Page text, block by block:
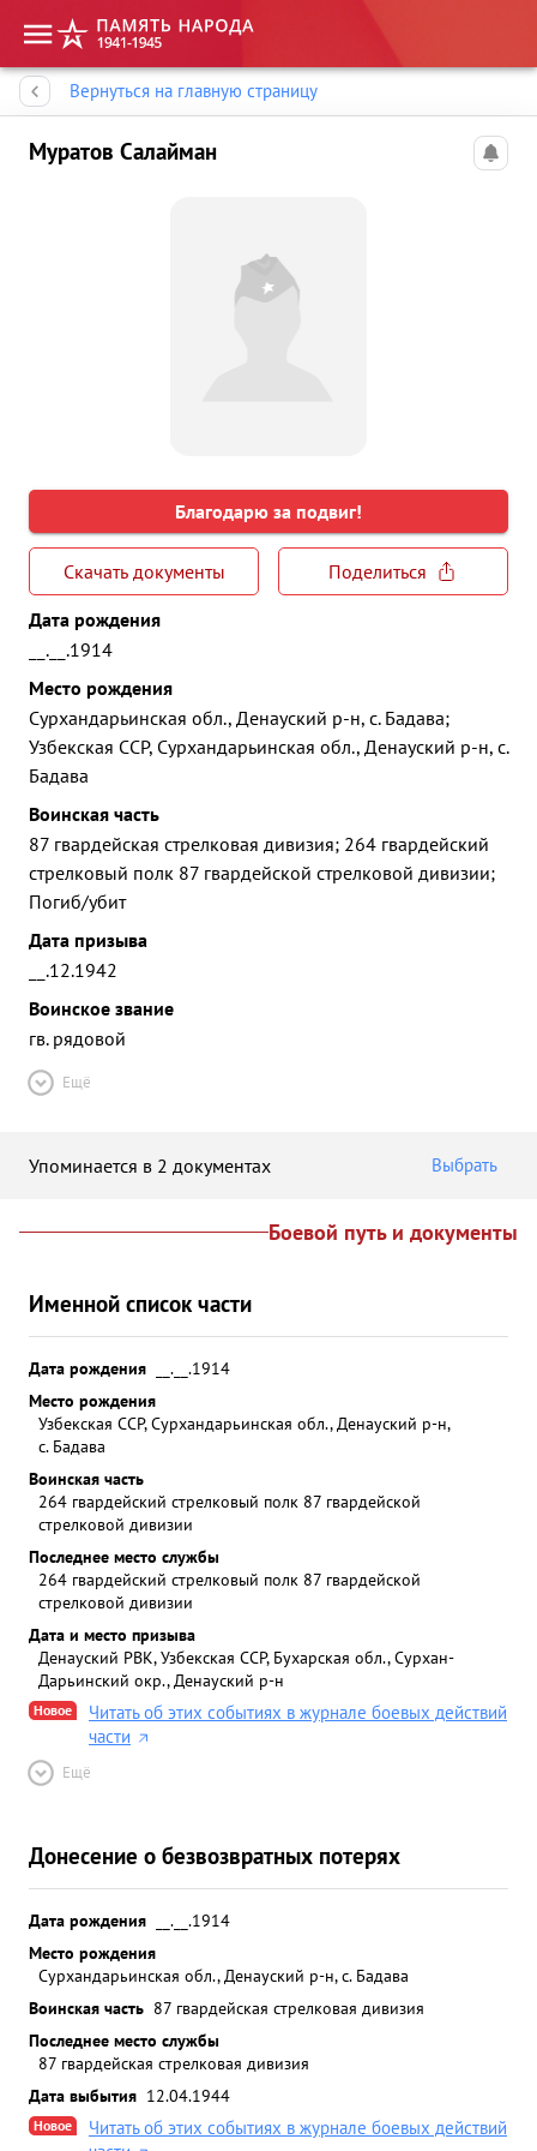
Вернуться на главную страницу
Муратов Салайман
Благодарю за подвиг!
Скачать документы
Поделиться
Дата рождения
__.__.1914
Место рождения
Сурхандарьинская обл., Денауский р-н, с. Бадава;
Узбекская ССР, Сурхандарьинская обл., Денауский р-н, с.
Бадава
Воинская часть
87 гвардейская стрелковая дивизия; 264 гвардейский
стрелковый полк 87 гвардейской стрелковой дивизии;
Погиб/убит
Дата призыва
__.12.1942
Воинское звание
гв. рядовой
Ещё
Упоминается в 2 документах Выбрать
Боевой путь и документы
Именной список части
Дата рождения
__.__.1914
Место рождения
Узбекская ССР, Сурхандарьинская обл., Денауский р-н,
с. Бадава
Воинская часть
264 гвардейский стрелковый полк 87 гвардейской
стрелковой дивизии
Последнее место службы
264 гвардейский стрелковый полк 87 гвардейской
стрелковой дивизии
Дата и место призыва
Денауский РВК, Узбекская ССР, Бухарская обл., Сурхан-
Дарьинский окр., Денауский р-н
Новое
Читать об этих событиях в журнале боевых действий
части
Ещё
Донесение о безвозвратных потерях
Дата рождения
__.__.1914
Место рождения
Сурхандарьинская обл., Денауский р-н, с. Бадава
Воинская часть 87 гвардейская стрелковая дивизия
Последнее место службы
87 гвардейская стрелковая дивизия
Дата выбытия 12.04.1944
Новое
Читать об этих событиях в журнале боевых действий
Память народа